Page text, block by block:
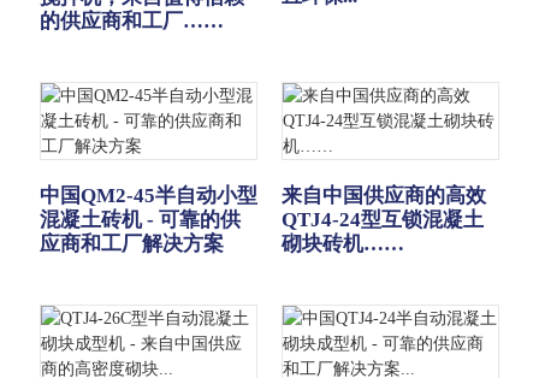
的供应商和工厂……
中国QM2-45半自动小型
混凝土砖机 - 可靠的供
应商和工厂解决方案
来自中国供应商的高效
QTJ4-24型互锁混凝土
砌块砖机……